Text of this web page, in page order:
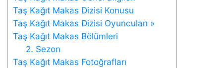
Taş Kağıt Makas Dizisi Konusu
Taş Kağıt Makas Dizisi Oyuncuları »
Taş Kağıt Makas Bölümleri
2. Sezon
Taş Kağıt Makas Fotoğrafları